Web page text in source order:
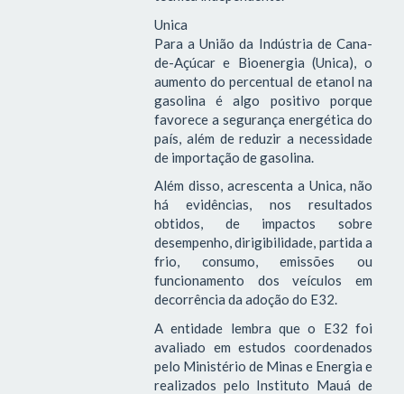
Unica
Para a União da Indústria de Cana-
de-Açúcar e Bioenergia (Unica), o
aumento do percentual de etanol na
gasolina é algo positivo porque
favorece a segurança energética do
país, além de reduzir a necessidade
de importação de gasolina.
Além disso, acrescenta a Unica, não
há evidências, nos resultados
obtidos, de impactos sobre
desempenho, dirigibilidade, partida a
frio, consumo, emissões ou
funcionamento dos veículos em
decorrência da adoção do E32.
A entidade lembra que o E32 foi
avaliado em estudos coordenados
pelo Ministério de Minas e Energia e
realizados pelo Instituto Mauá de